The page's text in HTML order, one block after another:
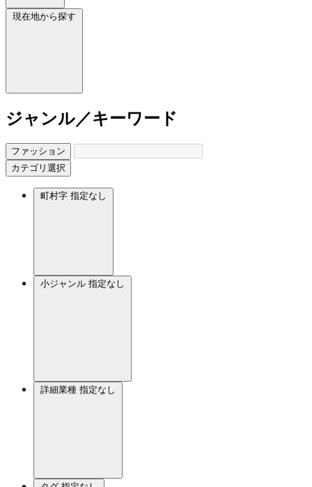
現在地から探す
ジャンル／キーワード
ファッション
カテゴリ選択
町村字 指定なし
小ジャンル 指定なし
詳細業種 指定なし